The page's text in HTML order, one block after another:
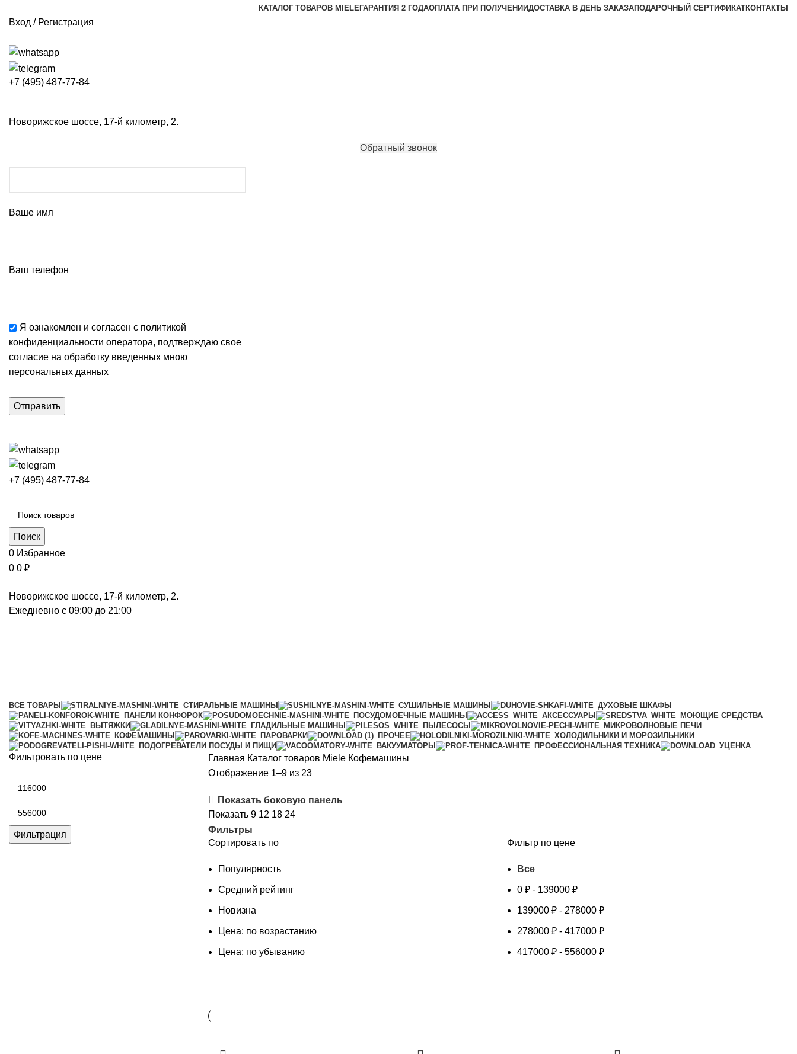
КАТАЛОГ ТОВАРОВ MIELEГАРАНТИЯ 2 ГОДАОПЛАТА ПРИ ПОЛУЧЕНИИДОСТАВКА В ДЕНЬ ЗАКАЗАПОДАРОЧНЫЙ СЕРТИФИКАТКОНТАКТЫ
Вход / Регистрация
+7 (495) 487-77-84
Новорижское шоссе, 17-й километр, 2.
Обратный звонок
Ваше имя
Ваш телефон
Я ознакомлен и согласен с политикой
конфиденциальности оператора, подтверждаю свое
согласие на обработку введенных мною
персональных данных
+7 (495) 487-77-84
Поиск
0 Избранное
0 0 ₽
Новорижское шоссе, 17-й километр, 2.
Ежедневно с 09:00 до 21:00
ВСЕ ТОВАРЫ СТИРАЛЬНЫЕ МАШИНЫ СУШИЛЬНЫЕ МАШИНЫ
ДУХОВЫЕ ШКАФЫ
ПАНЕЛИ КОНФОРОК
ПОСУДОМОЕЧНЫЕ МАШИНЫ АКСЕССУАРЫ
МОЮЩИЕ СРЕДСТВА
ВЫТЯЖКИ
ГЛАДИЛЬНЫЕ МАШИНЫ ПЫЛЕСОСЫ
МИКРОВОЛНОВЫЕ ПЕЧИ
КОФЕМАШИНЫ
ПАРОВАРКИ ПРОЧЕЕ
ХОЛОДИЛЬНИКИ И МОРОЗИЛЬНИКИ
ПОДОГРЕВАТЕЛИ ПОСУДЫ И ПИЩИ
ВАКУУМАТОРЫ ПРОФЕССИОНАЛЬНАЯ ТЕХНИКА УЦЕНКА
Фильтровать по цене
Фильтрация
Главная Каталог товаров Miele Кофемашины
Отображение 1–9 из 23Сортировка:
популярности
Показать боковую панель
Показать 9 12 18 24
Фильтры
Сортировать по
Популярность
Средний рейтинг
Новизна
Цена: по возрастанию
Цена: по убыванию
Фильтр по цене
Все
0 ₽ - 139000 ₽
139000 ₽ - 278000 ₽
278000 ₽ - 417000 ₽
417000 ₽ - 556000 ₽